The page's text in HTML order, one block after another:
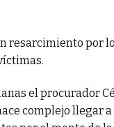
resarcimiento por
el procurador
complejo llegar